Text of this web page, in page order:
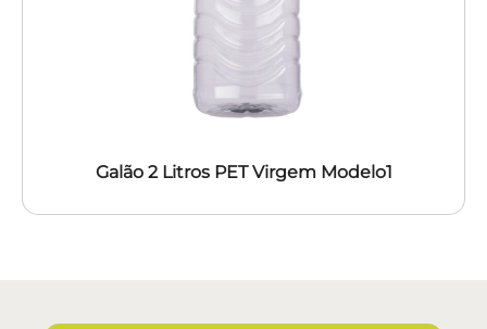
Galão 2 Litros PET Virgem Modelo1